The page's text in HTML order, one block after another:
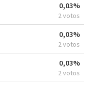
0,03%
2 votos
0,03%
2 votos
0,03%
2 votos